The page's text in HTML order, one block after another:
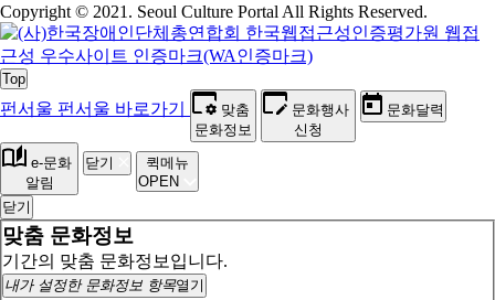
Copyright © 2021. Seoul Culture Portal All Rights Reserved.
Top
펀서울 펀서울 바로가기
맞춤
문화정보
문화행사
신청
문화달력
e-문화
알림
닫기
퀵메뉴
OPEN
닫기
맞춤 문화정보
기간의 맞춤 문화정보입니다.
내가 설정한 문화정보 항목열기